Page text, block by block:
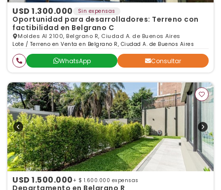
USD 1.300.000 Sin expensas
Oportunidad para desarrolladores: Terreno con
factibilidad en Belgrano C
Moldes Al 2100, Belgrano R, Ciudad A. de Buenos Aires
Lote / Terreno en Venta en Belgrano R, Ciudad A. de Buenos Aires
WhatsApp Consultar
USD 1.500.000 + $ 1.600.000 expensas
Departamento en Belgrano R